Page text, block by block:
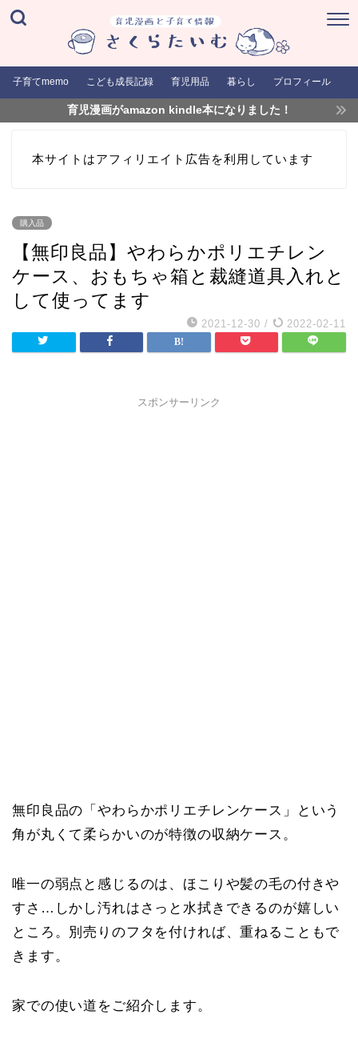
子育てmemo こども成長記録 育児用品 暮らし プロフィール
育児漫画がamazon kindle本になりました！
本サイトはアフィリエイト広告を利用しています
購入品
【無印良品】やわらかポリエチレン
ケース、おもちゃ箱と裁縫道具入れと
して使ってます
2021-12-30 / 2022-02-11
スポンサーリンク
無印良品の「やわらかポリエチレンケース」という
角が丸くて柔らかいのが特徴の収納ケース。
唯一の弱点と感じるのは、ほこりや髪の毛の付きや
すさ…しかし汚れはさっと水拭きできるのが嬉しい
ところ。別売りのフタを付ければ、重ねることもで
きます。
家での使い道をご紹介します。